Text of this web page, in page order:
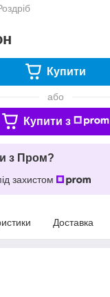
Купити
або
Купити з
з Пром?
захистом
Доставка